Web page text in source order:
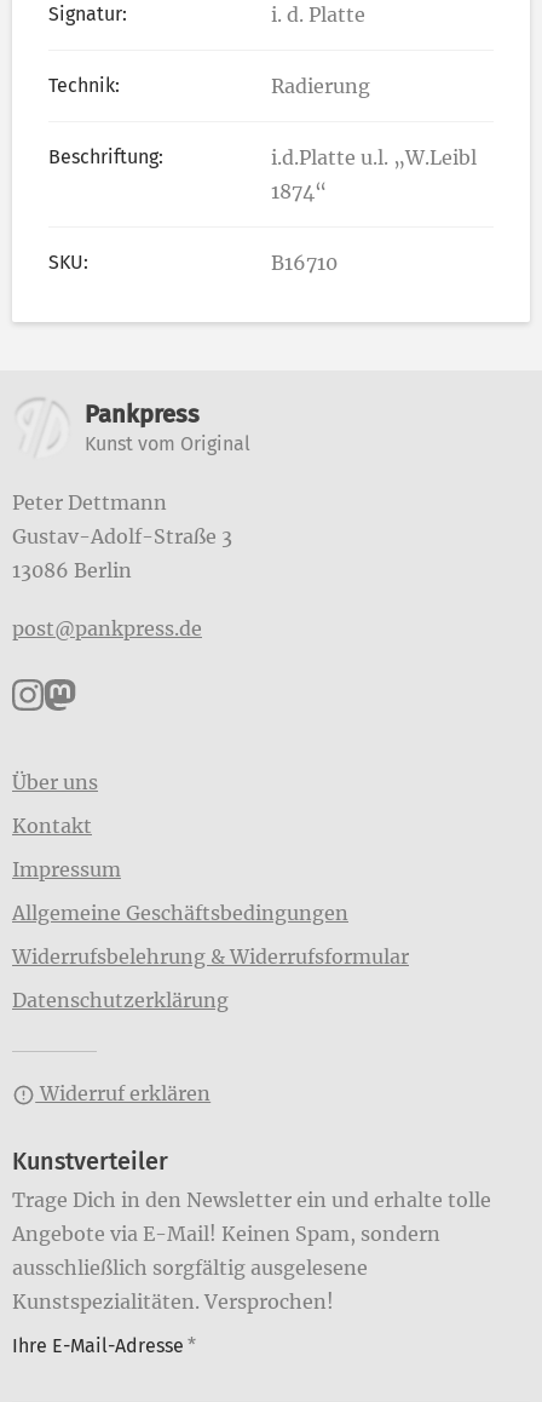
Signatur: i. d. Platte
Technik: Radierung
Beschriftung:
i.d.Platte u.l. „W.Leibl
1874“
SKU: B16710
Weitere Informationen
Pankpress
Kunst vom Original
Peter Dettmann
Gustav-Adolf-Straße 3
13086 Berlin
post@pankpress.de
Pankpress auf Instagram
Pankpress auf Mastodon
Über uns
Kontakt
Impressum
Allgemeine Geschäftsbedingungen
Widerrufsbelehrung & Widerrufsformular
Datenschutzerklärung
Widerruf erklären
Kunstverteiler
Trage Dich in den Newsletter ein und erhalte tolle
Angebote via E-Mail! Keinen Spam, sondern
ausschließlich sorgfältig ausgelesene
Kunstspezialitäten. Versprochen!
Ihre E-Mail-Adresse *